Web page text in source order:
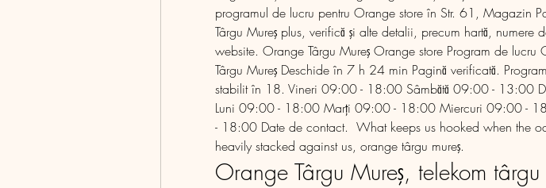
programul de lucru pentru Orange store în Str. 61, Magazin
Târgu Mureş plus, verifică şi alte detalii, precum hartă, numere
website. Orange Târgu Mureş Orange store Program de lucru
Târgu Mureş Deschide în 7 h 24 min Pagină verificată.
stabilit în 18. Vineri 09:00 - 18:00 Sâmbătă 09:00 - 13:00
Luni 09:00 - 18:00 Marţi 09:00 - 18:00 Miercuri 09:00 -
- 18:00 Date de contact.  What keeps us hooked when the
heavily stacked against us, orange târgu mureş.
Orange Târgu Mureş, telekom târgu